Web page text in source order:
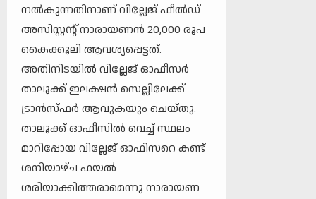
നല്‍കുന്നതിനാണ് വില്ലേജ് ഫീല്‍ഡ്
അസിസ്റ്റന്റ് നാരായണന്‍ 20,000 രൂപ
കൈക്കൂലി ആവശ്യപ്പെട്ടത്.
അതിനിടയില്‍ വില്ലേജ് ഓഫീസര്‍
താലൂക്ക് ഇലക്ഷന്‍ സെല്ലിലേക്ക്
ട്രാന്‍സ്ഫര്‍ ആവുകയും ചെയ്തു.
താലൂക്ക് ഓഫീസില്‍ വെച്ച് സ്ഥലം
മാറിപ്പോയ വില്ലേജ് ഓഫിസറെ കണ്ട്
ശനിയാഴ്ച ഫയല്‍
ശരിയാക്കിത്തരാമെന്നു നാരായണ